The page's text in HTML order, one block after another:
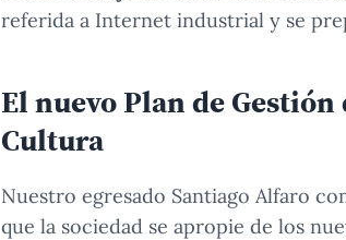
referida a Internet industrial y se
El nuevo Plan de
Cultura
Nuestro egresado Santiago Alfaro
que la sociedad se apropie de los